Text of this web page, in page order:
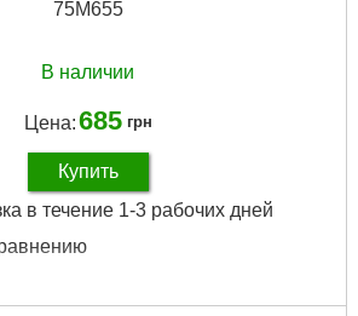
75M655
В наличии
Цена:685 грн
Купить
в течение 1-3 рабочих дней